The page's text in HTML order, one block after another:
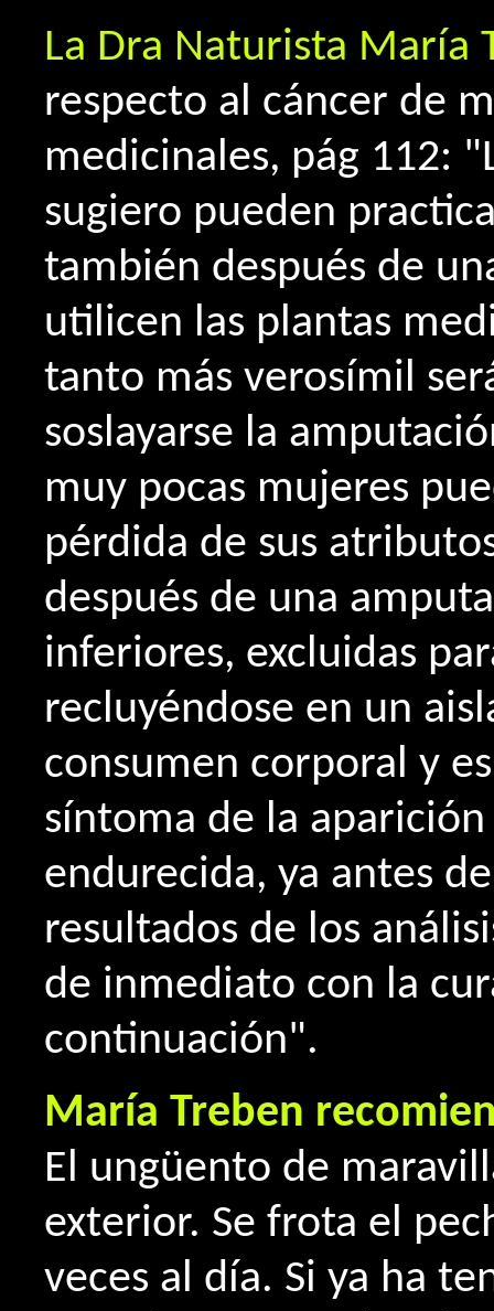
La Dra Naturista María
respecto al cáncer de
medicinales, pág 112:
sugiero pueden
también después de
utilicen las plantas
tanto más verosímil
soslayarse la
muy pocas mujeres
pérdida de sus
después de una
inferiores, excluidas
recluyéndose en un
consumen corporal y
síntoma de la
endurecida, ya antes
resultados de los
de inmediato con la
continuación".
María Treben
El ungüento de
exterior. Se frota el
veces al día. Si ya ha